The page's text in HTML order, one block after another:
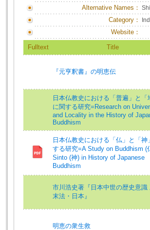
Alternative Names：
Category：
Website：
Fulltext Title
『元亨釈書』の明恵伝
日本仏教史における「普遍」と「
に関する研究=Research on
and Locality in the History of
Buddhism
日本仏教史における「仏」と「神
する研究=A Study on Buddhism (
Sinto (神) in History of Japanese
Buddhism
市川浩史著『日本中世の歴史意識
末法・日本』
明恵の衆生救